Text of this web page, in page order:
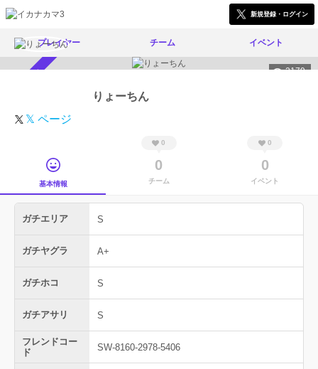
新規登録・ログイン
プレイヤー チーム イベント
2179
りょーちん
𝕏 ページ
基本情報
0
0
チーム
0
0
イベント
ガチエリア S
ガチヤグラ A+
ガチホコ S
ガチアサリ S
フレンドコー
ド
SW-8160-2978-5406